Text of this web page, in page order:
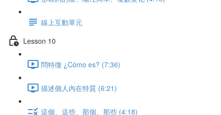
線上互動單元
Lesson 10
問特徵 ¿Cómo es? (7:36)
描述個人內在特質 (6:21)
這個、這些、那個、那些 (4:18)